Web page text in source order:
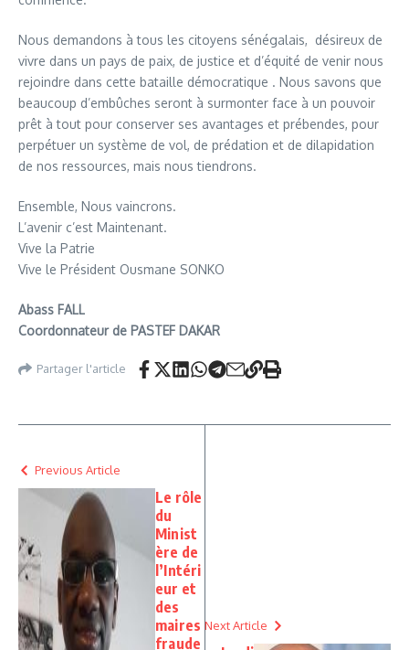
Nous demandons à tous les citoyens sénégalais, désireux de
vivre dans un pays de paix, de justice et d’équité de venir nous
rejoindre dans cette bataille démocratique . Nous savons que
beaucoup d’embûches seront à surmonter face à un pouvoir
prêt à tout pour conserver ses avantages et prébendes, pour
perpétuer un système de vol, de prédation et de dilapidation
de nos ressources, mais nous tiendrons.
Ensemble, Nous vaincrons.
L’avenir c’est Maintenant.
Vive la Patrie
Vive le Président Ousmane SONKO
Abass FALL
Coordonnateur de PASTEF DAKAR
Partager l'article
Previous Article
Le rôle
du
Minist
ère de
l’Intéri
eur et
des
maires
fraude
Next Article